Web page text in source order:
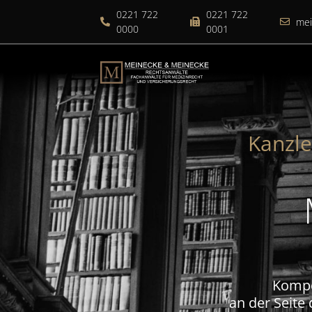
0221 722
0000
0221 722
0001
an der Seite